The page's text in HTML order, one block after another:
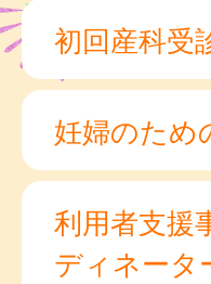
初回産科受
妊婦のため
利用者支援
ディネータ